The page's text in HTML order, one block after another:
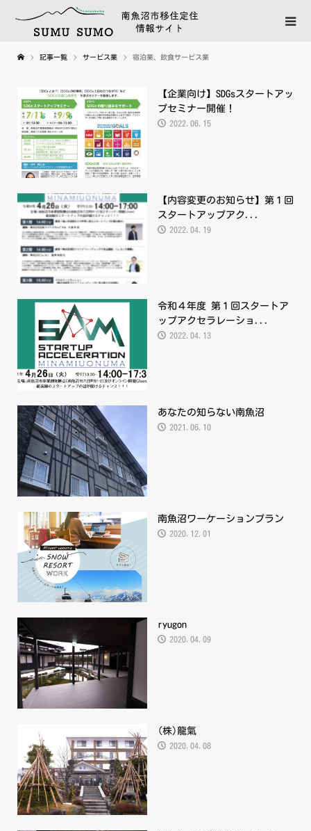
記事一覧 サービス業 宿泊業、飲食サービス業
【企業向け】SDGsスタートアッ
プセミナー開催！
2022.06.15
【内容変更のお知らせ】第１回
スタートアップアク...
2022.04.19
令和４年度 第１回スタートア
ップアクセラレーショ...
2022.04.13
あなたの知らない南魚沼
2021.06.10
南魚沼ワーケーションプラン
2020.12.01
ryugon
2020.04.09
(株)龍氣
2020.04.08